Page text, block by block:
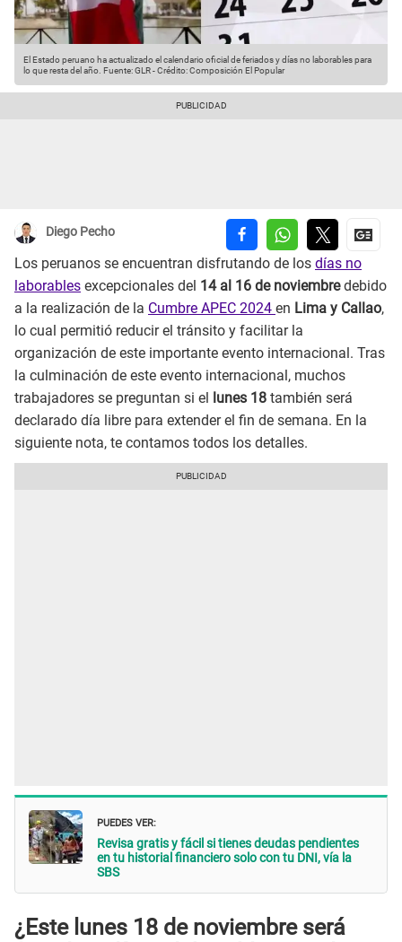
El Estado peruano ha actualizado el calendario oficial de feriados y días no laborables para
lo que resta del año. Fuente: GLR-Crédito: Composición El Popular
Diego Pecho
Los peruanos se encuentran disfrutando de los días no
laborables excepcionales del 14 al 16 de noviembredebido
a la realización de la Cumbre APEC 2024 en Lima y Callao,
lo cual permitió reducir el tránsito y facilitar la
organización de este importante evento internacional. Tras
la culminación de este evento internacional, muchos
trabajadores se preguntan si el
lunes 18 también será
declarado día libre para extender el fin de semana. En la
siguiente nota, te contamos todos los detalles.
PUEDES VER:
Revisa gratis y fácil si tienes deudas pendientes
en tu historial financiero solo con tu DNI, vía la
SBS
¿Este lunes 18 de noviembre será